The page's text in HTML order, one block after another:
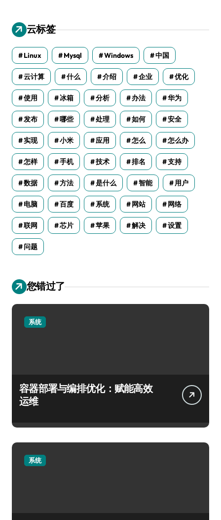
云标签
Linux Mysql Windows 中国
云计算 什么 介绍 企业 优化
使用 冰箱 分析 办法 华为
发布 哪些 处理 如何 安全
实现 小米 应用 怎么 怎么办
怎样 手机 技术 排名 支持
数据 方法 是什么 智能 用户
电脑 百度 系统 网站 网络
联网 芯片 苹果 解决 设置
问题
您错过了
系统
容器部署与编排优化：赋能高效
运维
系统